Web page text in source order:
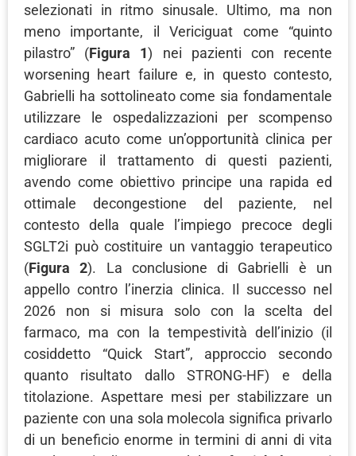
selezionati in ritmo sinusale. Ultimo, ma non
meno importante, il Vericiguat come “quinto
pilastro” (Figura 1) nei pazienti con recente
worsening heart failure e, in questo contesto,
Gabrielli ha sottolineato come sia fondamentale
utilizzare le ospedalizzazioni per scompenso
cardiaco acuto come un’opportunità clinica per
migliorare il trattamento di questi pazienti,
avendo come obiettivo principe una rapida ed
ottimale decongestione del paziente, nel
contesto della quale l’impiego precoce degli
SGLT2i può costituire un vantaggio terapeutico
(Figura 2). La conclusione di Gabrielli è un
appello contro l’inerzia clinica. Il successo nel
2026 non si misura solo con la scelta del
farmaco, ma con la tempestività dell’inizio (il
cosiddetto “Quick Start”, approccio secondo
quanto risultato dallo STRONG-HF) e della
titolazione. Aspettare mesi per stabilizzare un
paziente con una sola molecola significa privarlo
di un beneficio enorme in termini di anni di vita